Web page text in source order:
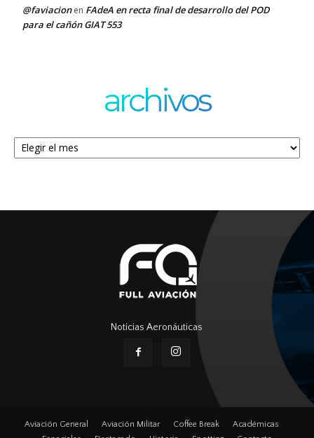
@faviacionen FAdeA en recta final de desarrollo del POD
para el cañón GIAT 553
archivos
Archivos
Noticias Aeronáuticas
Aviación General Aviación Militar Coffee Break
Académicas